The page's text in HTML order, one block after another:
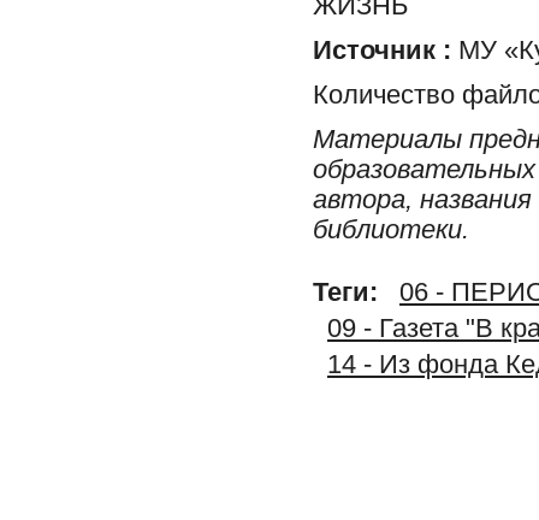
ЖИЗНЬ
Источник : МУ
Количество
Материалы
автора,
библиотеки.
Теги:
06 -
09 - Газета "В
14 - Из фонда